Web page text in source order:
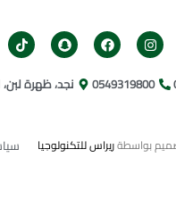
0549319800​ نجد، ظهرة لبن، الرياض 13782،
ريراس للتكنولوجيا